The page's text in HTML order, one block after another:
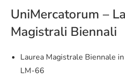
UniMercatorum –
Magistrali Biennali
Laurea Magistrale Biennale
LM-66